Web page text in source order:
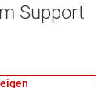
Support